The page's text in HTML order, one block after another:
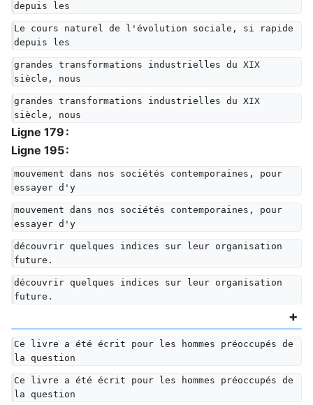
depuis les
Le cours naturel de l'évolution sociale, si rapide
depuis les
grandes transformations industrielles du XIX
siècle, nous
grandes transformations industrielles du XIX
siècle, nous
Ligne 179 :
Ligne 195 :
mouvement dans nos sociétés contemporaines, pour
essayer d'y
mouvement dans nos sociétés contemporaines, pour
essayer d'y
découvrir quelques indices sur leur organisation
future.
découvrir quelques indices sur leur organisation
future.
Ce livre a été écrit pour les hommes préoccupés de
la question
Ce livre a été écrit pour les hommes préoccupés de
la question